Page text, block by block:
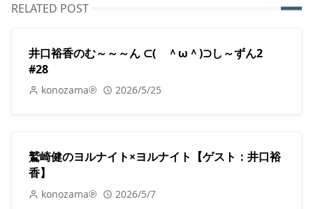
RELATED POST
井口裕香のむ～～～ん ⊂( ＾ω＾)⊃し～ずん2
#28
konozama℗ 2026/5/25
鷲崎健のヨルナイト×ヨルナイト【ゲスト：井口裕
香】
konozama℗ 2026/5/7